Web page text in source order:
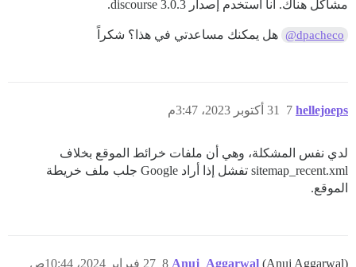
مشاكل هناك. أنا أستخدم إصدار discourse 3.0.3.
@dpacheco هل يمكنك مساعدتي في هذا؟ شكراً
hellejoeps 31 أكتوبر 2023، 3:47م 7
لدي نفس المشكلة، وهي أن ملفات خرائط الموقع بخلاف
sitemap_recent.xml تفشل إذا أراد Google جلب ملف خريطة
الموقع.
Anuj_Aggarwal (Anuj Aggarwal) 27 فبراير 2024، 10:44ص 8